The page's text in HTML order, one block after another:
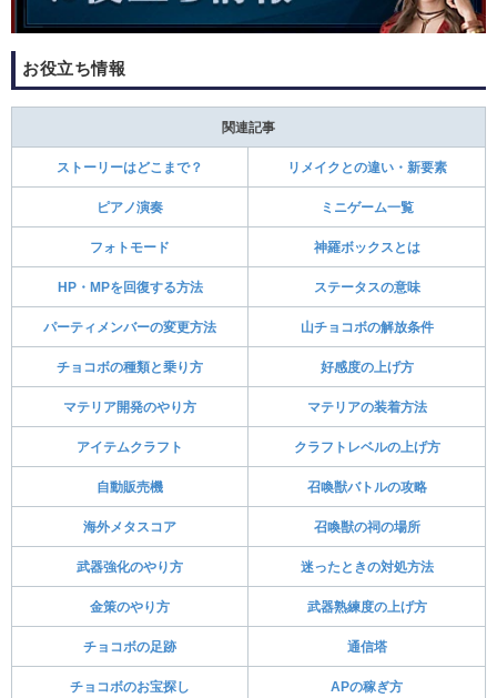
お役立ち情報
関連記事
ストーリーはどこまで？ リメイクとの違い・新要素
ピアノ演奏 ミニゲーム一覧
フォトモード 神羅ボックスとは
HP・MPを回復する方法 ステータスの意味
パーティメンバーの変更方法 山チョコボの解放条件
チョコボの種類と乗り方 好感度の上げ方
マテリア開発のやり方 マテリアの装着方法
アイテムクラフト クラフトレベルの上げ方
自動販売機 召喚獣バトルの攻略
海外メタスコア 召喚獣の祠の場所
武器強化のやり方 迷ったときの対処方法
金策のやり方 武器熟練度の上げ方
チョコボの足跡 通信塔
チョコボのお宝探し APの稼ぎ方